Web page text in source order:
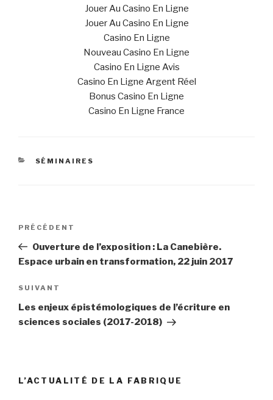
Jouer Au Casino En Ligne
Jouer Au Casino En Ligne
Casino En Ligne
Nouveau Casino En Ligne
Casino En Ligne Avis
Casino En Ligne Argent Réel
Bonus Casino En Ligne
Casino En Ligne France
CATÉGORIES
SÉMINAIRES
Navigation
l’article
Article
précédent
PRÉCÉDENT
Ouverture de l’exposition : La Canebière.
Espace urbain en transformation, 22 juin 2017
Article
suivant
SUIVANT
Les enjeux épistémologiques de l’écriture en
sciences sociales (2017-2018)
L’ACTUALITÉ DE LA FABRIQUE